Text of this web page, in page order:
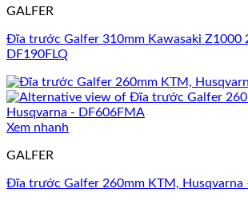
GALFER
Đĩa trước Galfer 310mm Kawasaki Z1000
DF190FLQ
Xem nhanh
GALFER
Đĩa trước Galfer 260mm KTM, Husqvarna